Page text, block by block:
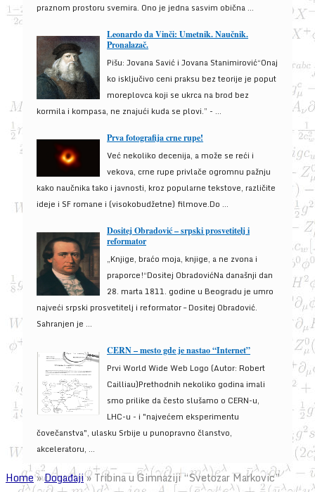
praznom prostoru svemira. Ono je jedna sasvim obična ...
Leonardo da Vinči: Umetnik. Naučnik.
Pronalazač.
Pišu: Jovana Savić i Jovana Stanimirović“Onaj
ko isključivo ceni praksu bez teorije je poput
moreplovca koji se ukrca na brod bez
kormila i kompasa, ne znajući kuda se plovi.” - ...
Prva fotografija crne rupe!
Već nekoliko decenija, a može se reći i
vekova, crne rupe privlače ogromnu pažnju
kako naučnika tako i javnosti, kroz popularne tekstove, različite
ideje i SF romane i (visokobudžetne) filmove.Do ...
Dositej Obradović – srpski prosvetitelj i
reformator
„Knjige, braćo moja, knjige, a ne zvona i
praporce!“Dositej ObradovićNa današnji dan
28. marta 1811. godine u Beogradu je umro
najveći srpski prosvetitelj i reformator – Dositej Obradović.
Sahranjen je ...
CERN – mesto gde je nastao “Internet”
Prvi World Wide Web Logo (Autor: Robert
Cailliau)Prethodnih nekoliko godina imali
smo prilike da često slušamo o CERN-u,
LHC-u - i "najvećem eksperimentu
čovečanstva", ulasku Srbije u punopravno članstvo,
akceleratoru, ...
Home»Događaji»Tribina u Gimnaziji “Svetozar Markovic”